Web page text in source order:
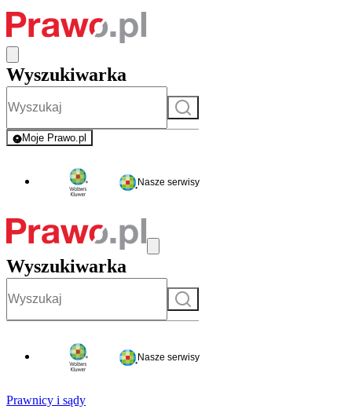
Wyszukiwarka
Szukaj
Moje Prawo.pl
- rejestracja i logowanie do serwisu
Nasze serwisy
Wyszukiwarka
Szukaj
Nasze serwisy
Prawnicy i sądy